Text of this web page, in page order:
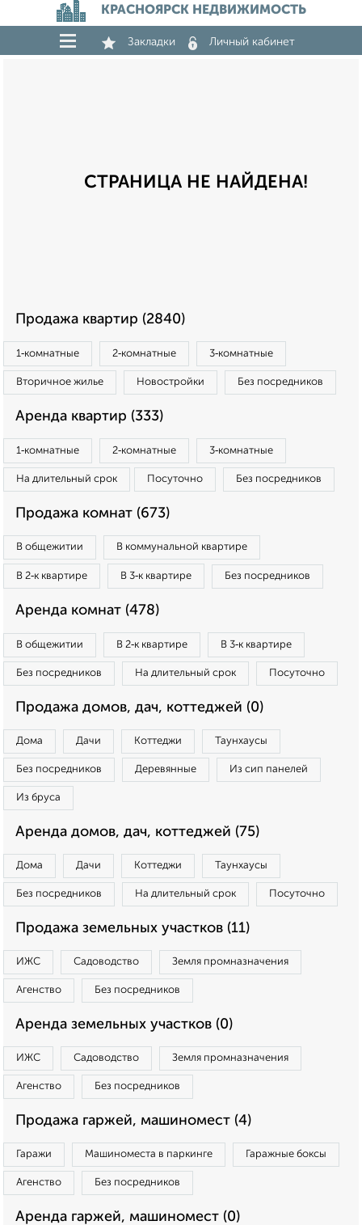
КРАСНОЯРСК НЕДВИЖИМОСТЬ
Закладки Личный кабинет
СТРАНИЦА НЕ НАЙДЕНА!
Продажа квартир (2840)
1‑комнатные 2‑комнатные 3‑комнатные
Вторичное жилье Новостройки Без посредников
Аренда квартир (333)
1‑комнатные 2‑комнатные 3‑комнатные
На длительный срок Посуточно Без посредников
Продажа комнат (673)
В общежитии В коммунальной квартире
В 2‑к квартире В 3‑к квартире Без посредников
Аренда комнат (478)
В общежитии В 2‑к квартире В 3‑к квартире
Без посредников На длительный срок Посуточно
Продажа домов, дач, коттеджей (0)
Дома Дачи Коттеджи Таунхаусы
Без посредников Деревянные Из сип панелей
Из бруса
Аренда домов, дач, коттеджей (75)
Дома Дачи Коттеджи Таунхаусы
Без посредников На длительный срок Посуточно
Продажа земельных участков (11)
ИЖС Садоводство Земля промназначения
Агенство Без посредников
Аренда земельных участков (0)
ИЖС Садоводство Земля промназначения
Агенство Без посредников
Продажа гаржей, машиномест (4)
Гаражи Машиноместа в паркинге Гаражные боксы
Агенство Без посредников
Аренда гаржей, машиномест (0)